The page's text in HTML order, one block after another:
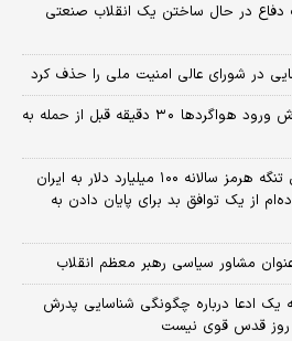
دفاع در حال ساختن یک انقلاب صنعتی
در شورای عالی امنیت ملی را حذف کرد
رئیس سازمان هواپیمایی: گزارش ورود هواگردها ٣٠ دقیقه قبل از حمله به
توافق پیشنهادی برای بازگشایی تنگه هرمز سالانه ۱۰۰ میلیارد دلار به ایران
از یک توافق بد برای پایان دادن به
مشاور سیاسی رهبر معظم انقلاب
یک ادعا درباره چگونگی شناسایی پدرش
روز قدس قوی نیست